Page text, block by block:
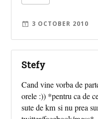
3 OCTOBER 2010
Stefy
Cand vine vorba de
orele :)) *pentru ca de
sute de km si nu prea